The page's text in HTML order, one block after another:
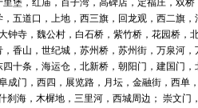
堡，红庙，百子湾，高碑店，定福庄，双
五道口，上地，西三旗，回龙观，西二旗
钟寺，魏公村，白石桥，紫竹桥，花园桥
香山，世纪城，苏州桥，苏州街，万泉河
十条，海运仓，北新桥，朝阳门，建国门
成门，西四，展览路，月坛，金融街，西
刹海，木樨地，三里河，西城周边； 崇文